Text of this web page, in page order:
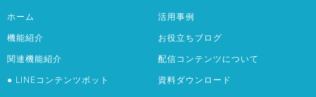
ホーム
機能紹介
関連機能紹介
● LINEコンテンツボット
活用事例
お役立ちブログ
配信コンテンツについて
資料ダウンロード